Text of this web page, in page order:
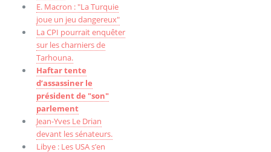
E. Macron : "La Turquie
joue un jeu dangereux"
La CPI pourrait enquêter
sur les charniers de
Tarhouna.
Haftar tente
d’assassiner le
président de "son"
parlement
Jean-Yves Le Drian
devant les sénateurs.
Libye : Les USA s’en